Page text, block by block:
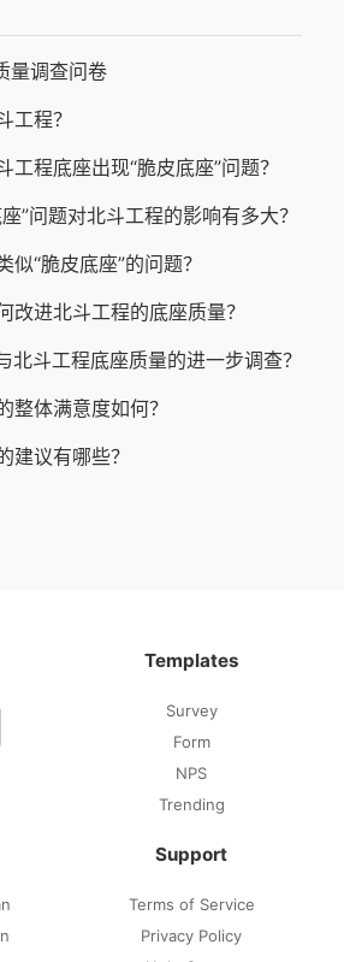
量调查问卷
工程？
工程底座出现“脆皮底座”问题？
”问题对北斗工程的影响有多大？
“脆皮底座”的问题？
改进北斗工程的底座质量？
北斗工程底座质量的进一步调查？
整体满意度如何？
建议有哪些？
Templates
Survey
Form
NPS
Trending
Support
Terms of Service
Privacy Policy